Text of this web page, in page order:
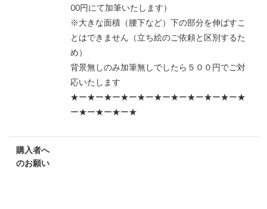
00円にて加筆いたします）
※大きな面積（腰下など）下の部分を伸ばすこ
とはできません（立ち絵のご依頼と区別するた
め）
背景無しのみ加筆無しでしたら５００円でご対
応いたします
★ー★ー★ー★ー★ー★ー★ー★ー★ー★ー★
ー★ー★ー★ー★
購入者へ
のお願い